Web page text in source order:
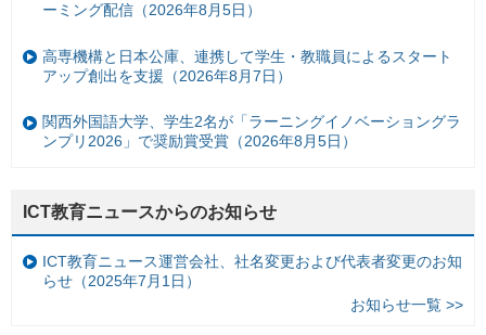
ーミング配信（2026年8月5日）
高専機構と日本公庫、連携して学生・教職員によるスタート
アップ創出を支援（2026年8月7日）
関西外国語大学、学生2名が「ラーニングイノベーショングラ
ンプリ2026」で奨励賞受賞（2026年8月5日）
ICT教育ニュースからのお知らせ
ICT教育ニュース運営会社、社名変更および代表者変更のお知
らせ（2025年7月1日）
お知らせ一覧 >>